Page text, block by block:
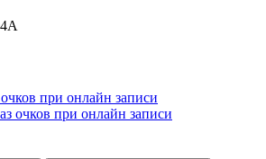
при онлайн записи